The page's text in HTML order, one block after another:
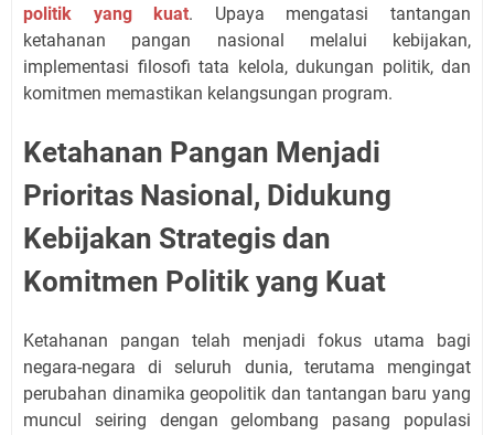
politik yang kuat. Upaya mengatasi tantangan
ketahanan pangan nasional melalui kebijakan,
implementasi filosofi tata kelola, dukungan politik, dan
komitmen memastikan kelangsungan program.
Ketahanan Pangan Menjadi
Prioritas Nasional, Didukung
Kebijakan Strategis dan
Komitmen Politik yang Kuat
Ketahanan pangan telah menjadi fokus utama bagi
negara-negara di seluruh dunia, terutama mengingat
perubahan dinamika geopolitik dan tantangan baru yang
muncul seiring dengan gelombang pasang populasi